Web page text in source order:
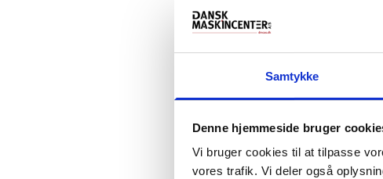
Samtykke
Denne hjemmeside bruger
Vi bruger cookies til at tilpasse
vores trafik. Vi deler også